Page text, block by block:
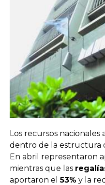
Los recursos
dentro de la estructura
En abril representaron
mientras que las
aportaron el53% y la